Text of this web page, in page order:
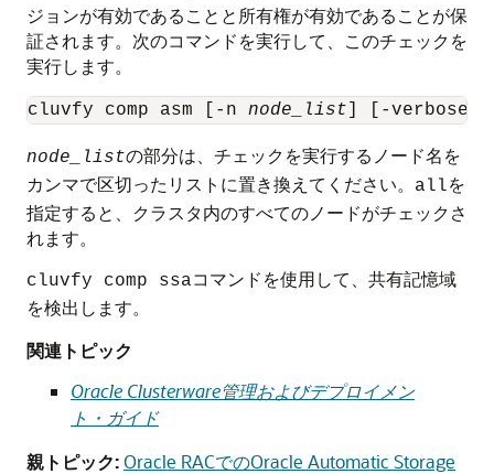
ジョンが有効であることと所有権が有効であることが保
証されます。次のコマンドを実行して、このチェックを
実行します。
cluvfy comp asm [-n node_list
node_listの部分は、チェックを実行するノード名を
カンマで区切ったリストに置き換えてください。
allを
指定すると、クラスタ内のすべてのノードがチェックさ
れます。
cluvfy comp ssaコマンドを使用して、共有記憶域
を検出します。
関連トピック
Oracle Clusterware管理およびデプロイメン
ト・ガイド
親トピック:Oracle RACでのOracle Automatic Storage